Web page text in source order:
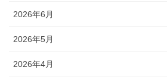
2026年6月
2026年5月
2026年4月